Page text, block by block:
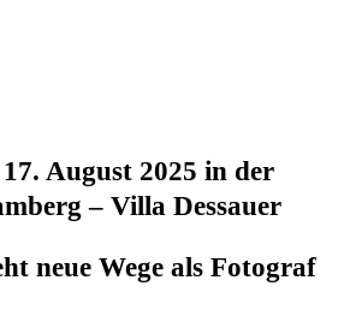
August 2025 in der
– Vil­la Dessauer
neue Wege als Foto­graf